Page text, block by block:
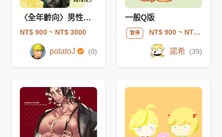
〈全年齡向〉男性人物繪圖
NT$ 900 ~ NT$ 3000
potatoJ (0)
一般Q版
暫停 NT$ 900~ NT$ 1200
諾希 (39)